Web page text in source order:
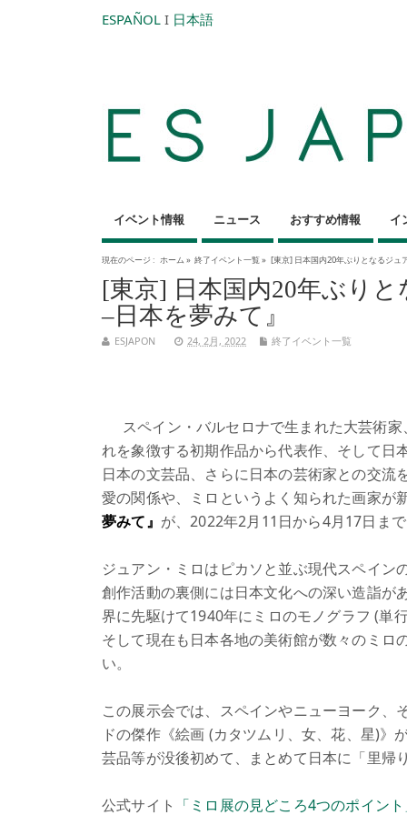
ESPAÑOL I 日本語
イベント情報 ニュース おすすめ情報 イ
現在のページ : ホーム » 終了イベント一覧» [東京] 日本国内20年ぶりとなるジュ
[東京] 日本国内20年ぶり
–日本を夢みて』
ESJAPON 24, 2月, 2022 終了イベント一覧
スペイン・バルセロナで生まれた大芸術家
れを象徴する初期作品から代表作、そして日
日本の文芸品、さらに日本の芸術家との交
愛の関係や、ミロというよく知られた画家が
夢みて』 が、2022年2月11日から4月17日ま
ジュアン・ミロはピカソと並ぶ現代スペイ
創作活動の裏側には日本文化への深い造詣が
界に先駆けて1940年にミロのモノグラフ (単
そして現在も日本各地の美術館が数々のミ
い。
この展示会では、スペインやニューヨーク
ドの傑作《絵画 (カタツムリ、女、花、星)
芸品等が没後初めて、まとめて日本に「里帰
公式サイト 「ミロ展の見どころ4つのポイン